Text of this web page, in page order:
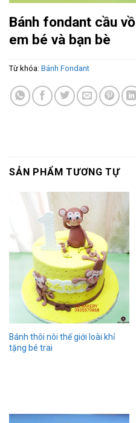
Bánh fondant cầu
em bé và bạn bè
Từ khóa: Bánh Fondant
SẢN PHẨM TƯƠNG TỰ
Bánh thôi nôi thế giới loài khỉ
tặng bé trai